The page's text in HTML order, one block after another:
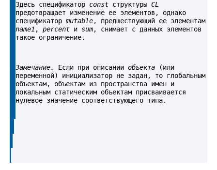
Здесь спецификатор const структуры CL
предотвращает изменение ее элементов, однако
спецификатор mutable
name1 , percent и sum, снимает с данных элементов
такое ограничение.
Замечание. Если при описании объекта (или
переменной) инициализатор не задан, то глобальным
объектам, объектам из пространства имен и
локальным статическим объектам присваивается
нулевое значение соответствующего типа.